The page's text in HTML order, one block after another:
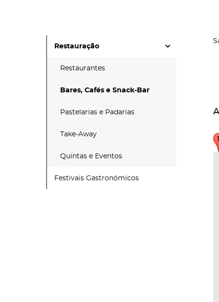
Restauração
Restaurantes
Bares, Cafés e Snack-Bar
Pastelarias e Padarias
Take-Away
Quintas e Eventos
Festivais Gastronómicos